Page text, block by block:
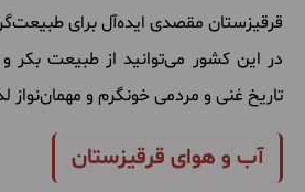
قرقیزستان مقصدی ایده‌آل برای
در این کشور می‌توانید از طبیعت بکر
تاریخ غنی و مردمی خونگرم و مهمان‌نواز
آب و هوای قرقیزستان